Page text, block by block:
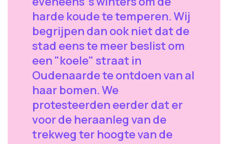
harde koude te temperen. Wij
begrijpen dan ook niet dat de
stad eens te meer beslist om
een "koele" straat in
Oudenaarde te ontdoen van al
haar bomen. We
protesteerden eerder dat er
voor de heraanleg van de
trekweg ter hoogte van de